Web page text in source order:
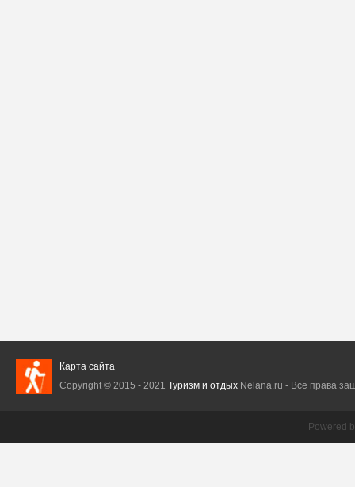
Карта сайта
Copyright © 2015 - 2021 Туризм и отдыхNelana.ru - Все права
Powered